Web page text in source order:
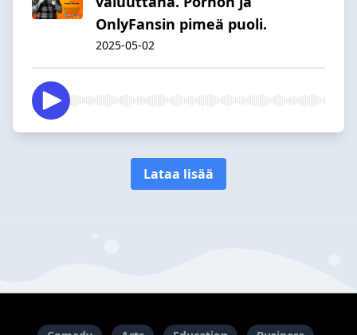
OnlyFansin pimeä puoli.
2025-05-02
Lataa lisää